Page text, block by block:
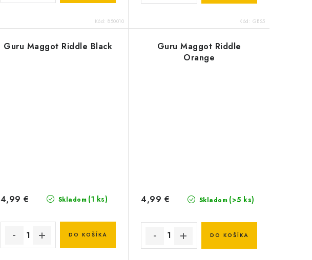
Kód:850010 Kód: GBS5
Guru Maggot Riddle Black
Skladom (1 ks)
4,99 €
DO KOŠÍKA
Guru Maggot Riddle
Orange
Skladom (>5 ks)
4,99 €
DO KOŠÍKA